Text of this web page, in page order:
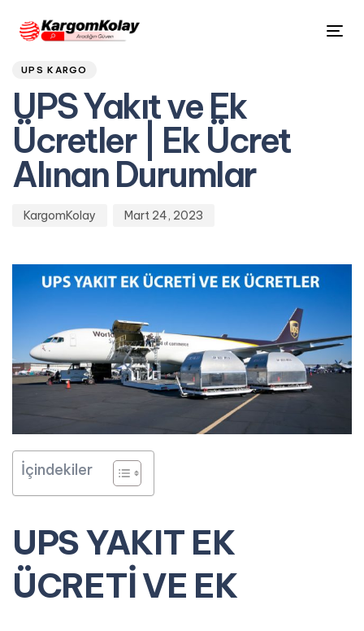
PUBLISHED
IN:
UPS KARGO
UPS Yakıt ve Ek
Ücretler | Ek Ücret
Alınan Durumlar
Author
KargomKolay
Published
on:
Mart 24, 2023
İçindekiler
UPS YAKIT EK
ÜCRETİ VE EK